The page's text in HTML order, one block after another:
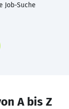
Job-Suche
A bis Z